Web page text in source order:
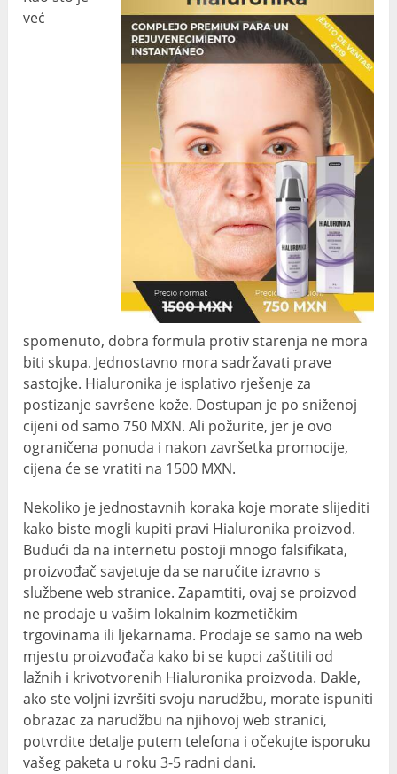
već
spomenuto, dobra formula protiv starenja ne mora
biti skupa. Jednostavno mora sadržavati prave
sastojke. Hialuronika je isplativo rješenje za
postizanje savršene kože. Dostupan je po sniženoj
cijeni od samo 750 MXN. Ali požurite, jer je ovo
ograničena ponuda i nakon završetka promocije,
cijena će se vratiti na 1500 MXN.
Nekoliko je jednostavnih koraka koje morate slijediti
kako biste mogli kupiti pravi Hialuronika proizvod.
Budući da na internetu postoji mnogo falsifikata,
proizvođač savjetuje da se naručite izravno s
službene web stranice. Zapamtiti, ovaj se proizvod
ne prodaje u vašim lokalnim kozmetičkim
trgovinama ili ljekarnama. Prodaje se samo na web
mjestu proizvođača kako bi se kupci zaštitili od
lažnih i krivotvorenih Hialuronika proizvoda. Dakle,
ako ste voljni izvršiti svoju narudžbu, morate ispuniti
obrazac za narudžbu na njihovoj web stranici,
potvrdite detalje putem telefona i očekujte isporuku
vašeg paketa u roku 3-5 radni dani.